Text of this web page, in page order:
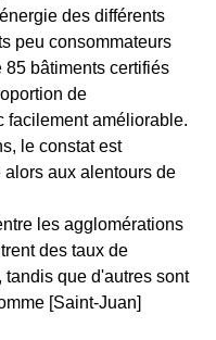
des différents
peu consommateurs
bâtiments certifiés
de
facilement améliorable.
le constat est
aux alentours de
les agglomérations
des taux de
tandis que d'autres sont
[Saint-Juan]